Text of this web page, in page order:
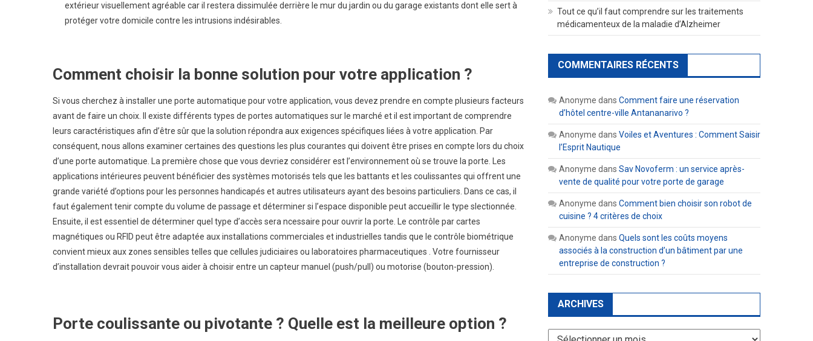
extérieur visuellement agréable car il restera dissimulée derrière le mur du jardin ou du garage existants dont elle sert à
protéger votre domicile contre les intrusions indésirables.
Comment choisir la bonne solution pour votre application ?
Si vous cherchez à installer une porte automatique pour votre application, vous devez prendre en compte plusieurs facteurs
avant de faire un choix. Il existe différents types de portes automatiques sur le marché et il est important de comprendre
leurs caractéristiques afin d’être sûr que la solution répondra aux exigences spécifiques liées à votre application. Par
conséquent, nous allons examiner certaines des questions les plus courantes qui doivent être prises en compte lors du choix
d’une porte automatique. La première chose que vous devriez considérer est l’environnement où se trouve la porte. Les
applications intérieures peuvent bénéficier des systèmes motorisés tels que les battants et les coulissantes qui offrent une
grande variété d’options pour les personnes handicapés et autres utilisateurs ayant des besoins particuliers. Dans ce cas, il
faut également tenir compte du volume de passage et déterminer si l’espace disponible peut accueillir le type slectionnée.
Ensuite, il est essentiel de déterminer quel type d’accès sera ncessaire pour ouvrir la porte. Le contrôle par cartes
magnétiques ou RFID peut être adaptée aux installations commerciales et industrielles tandis que le contrôle biométrique
convient mieux aux zones sensibles telles que cellules judiciaires ou laboratoires pharmaceutiques . Votre fournisseur
d’installation devrait pouvoir vous aider à choisir entre un capteur manuel (push/pull) ou motorise (bouton-pression).
Porte coulissante ou pivotante ? Quelle est la meilleure option ?
Tout ce qu’il faut comprendre sur les traitements
médicamenteux de la maladie d’Alzheimer
COMMENTAIRES RÉCENTS
Anonyme dans Comment faire une réservation
d’hôtel centre-ville Antananarivo ?
Anonyme dans Voiles et Aventures : Comment Saisir
l’Esprit Nautique
Anonyme dans Sav Novoferm : un service après-
vente de qualité pour votre porte de garage
Anonyme dans Comment bien choisir son robot de
cuisine ? 4 critères de choix
Anonyme dans Quels sont les coûts moyens
associés à la construction d’un bâtiment par une
entreprise de construction ?
ARCHIVES
Archives